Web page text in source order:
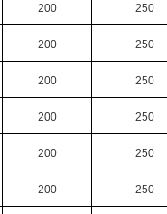
200 250
200 250
200 250
200 250
200 250
200 250